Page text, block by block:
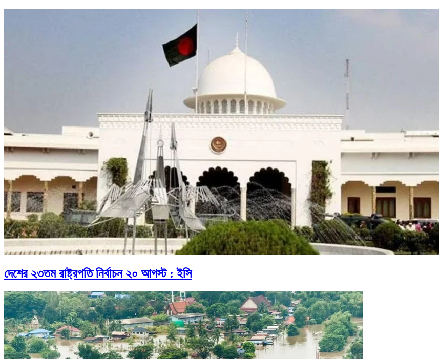
দেশের ২৩তম রাষ্ট্রপতি নির্বাচন ২০ আগস্ট : ইসি